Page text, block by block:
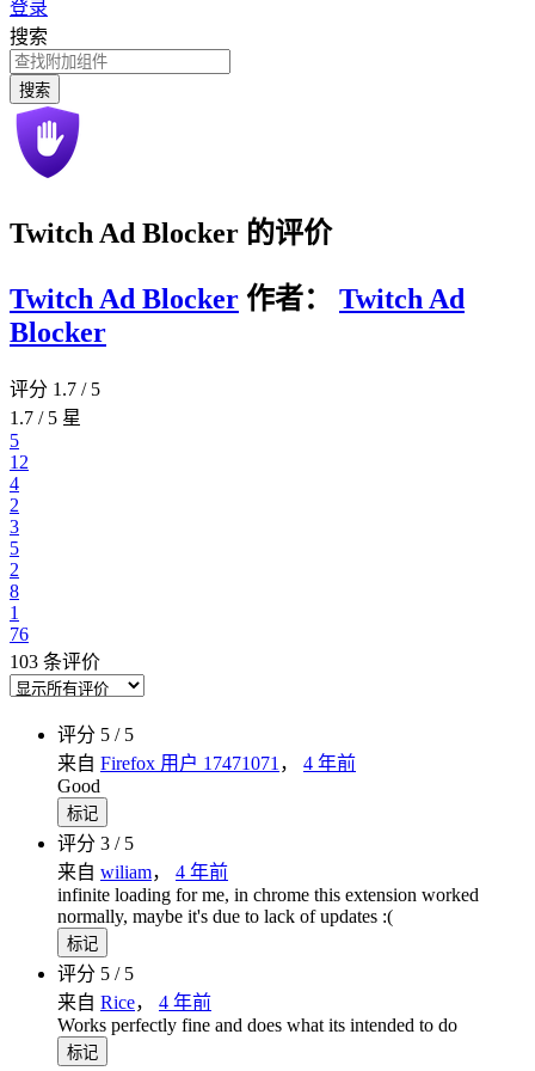
登录
搜索
搜索
Twitch Ad Blocker 的评价
Twitch Ad Blocker 作者：
Twitch Ad
Blocker
评分 1.7 / 5
1.7 / 5 星
5
12
4
2
3
5
2
8
1
76
103 条评价
评分 5 / 5
来自 Firefox 用户 17471071 ， 4 年前
Good
标记
评分 3 / 5
来自 wiliam， 4 年前
infinite loading for me, in chrome this extension worked
normally, maybe it's due to lack of updates :(
标记
评分 5 / 5
来自 Rice， 4 年前
Works perfectly fine and does what its intended to do
标记